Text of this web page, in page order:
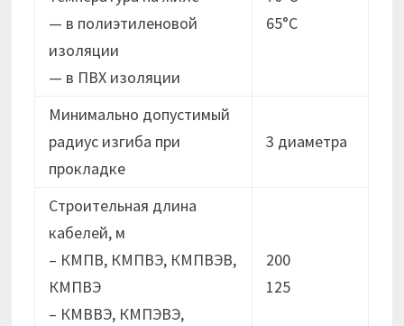
— в полиэтиленовой
изоляции
— в ПВХ изоляции
65°C
Минимально допустимый
радиус изгиба при
прокладке
3 диаметра
Строительная длина
кабелей, м
– КМПВ, КМПВЭ, КМПВЭВ,
КМПВЭ
– КМВВЭ, КМПЭВЭ,
200
125